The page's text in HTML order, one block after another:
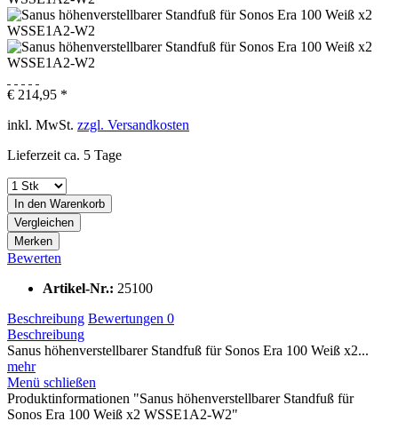
€ 214,95 *
inkl. MwSt. zzgl. Versandkosten
Lieferzeit ca. 5 Tage
In den Warenkorb
Vergleichen
Merken
Bewerten
Artikel-Nr.: 25100
Beschreibung Bewertungen 0
Beschreibung
Sanus höhenverstellbarer Standfuß für Sonos Era 100 Weiß x2...
mehr
Menü schließen
Produktinformationen "Sanus höhenverstellbarer Standfuß für
Sonos Era 100 Weiß x2 WSSE1A2-W2"